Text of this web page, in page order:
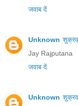
जवाब दें
Unknown
Jay Rajputana
जवाब दें
Unknown